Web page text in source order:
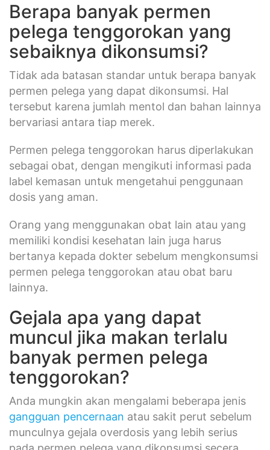
Berapa banyak permen
pelega tenggorokan yang
sebaiknya dikonsumsi?
Tidak ada batasan standar untuk berapa banyak
permen pelega yang dapat dikonsumsi. Hal
tersebut karena jumlah mentol dan bahan lainnya
bervariasi antara tiap merek.
Permen pelega tenggorokan harus diperlakukan
sebagai obat, dengan mengikuti informasi pada
label kemasan untuk mengetahui penggunaan
dosis yang aman.
Orang yang menggunakan obat lain atau yang
memiliki kondisi kesehatan lain juga harus
bertanya kepada dokter sebelum mengkonsumsi
permen pelega tenggorokan atau obat baru
lainnya.
Gejala apa yang dapat
muncul jika makan terlalu
banyak permen pelega
tenggorokan?
Anda mungkin akan mengalami beberapa jenis
gangguan pencernaan atau sakit perut sebelum
munculnya gejala overdosis yang lebih serius